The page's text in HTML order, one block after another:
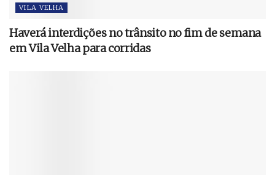
VILA VELHA
Haverá interdições no trânsito no fim de semana
em Vila Velha para corridas